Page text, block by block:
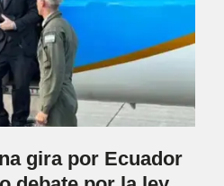
gira por Ecuador